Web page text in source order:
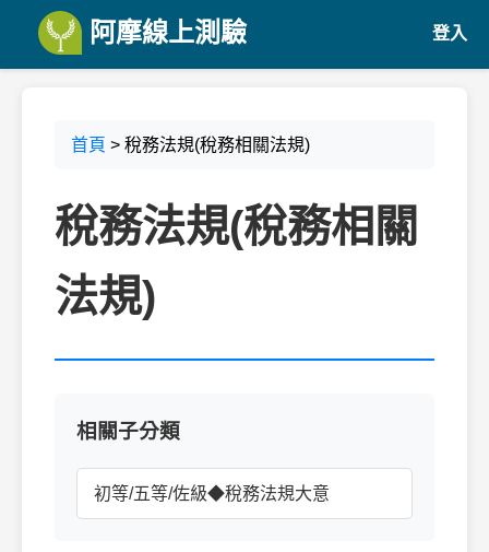
阿摩線上測驗 登入
首頁 > 稅務法規(稅務相關法規)
稅務法規(稅務相關
法規)
相關子分類
初等/五等/佐級◆稅務法規大意